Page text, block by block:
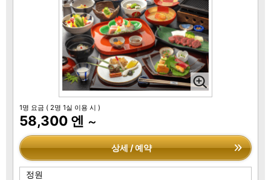
1명 요금 ( 2명 1실 이용 시 )
58,300 엔 ～
상세 / 예약
정원